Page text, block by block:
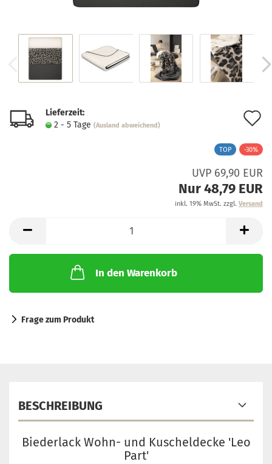
Lieferzeit:
2 - 5 Tage (Ausland abweichend)
TOP -30%
UVP 69,90 EUR
Nur 48,79 EUR
inkl. 19% MwSt. zzgl. Versand
In den Warenkorb
Frage zum Produkt
BESCHREIBUNG
Biederlack Wohn- und Kuscheldecke 'Leo
Part'